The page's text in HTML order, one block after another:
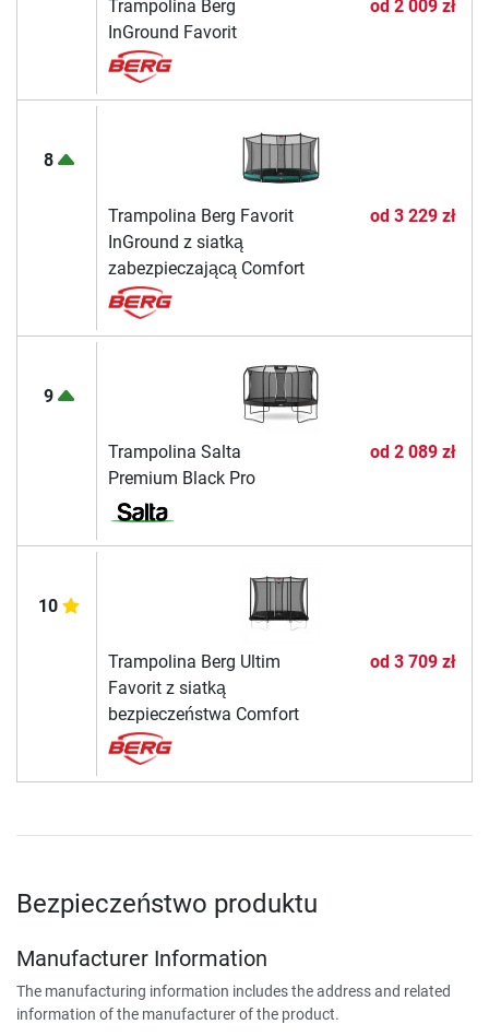
Trampolina Berg
InGround Favorit
od 2 009 zł
8
Trampolina Berg Favorit
InGround z siatką
zabezpieczającą Comfort
od 3 229 zł
9
Trampolina Salta
Premium Black Pro
od 2 089 zł
10
Trampolina Berg Ultim
Favorit z siatką
bezpieczeństwa Comfort
od 3 709 zł
Bezpieczeństwo produktu
Manufacturer Information
The manufacturing information includes the address and related
information of the manufacturer of the product.